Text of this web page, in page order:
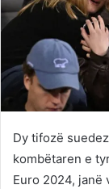
Dy tifozë
kombëtaren e
Euro 2024, janë